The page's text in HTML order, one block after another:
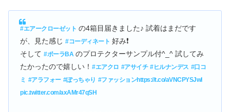
#エアークローゼット の4箱目届きました♪ 試着はまだです
が、見た感じ #コーディネート 好み❗
そして #ポーラBAのプロテクターサンプル付^_^ 試してみ
たかったので嬉しい！ #エアクロ #アサイチ #ヒルナンデス #口コ
ミ #アラフォー #ぽっちゃり #ファッションhttps://t.co/aVNCPYSJwI
pic.twitter.com/axAMr47qSH